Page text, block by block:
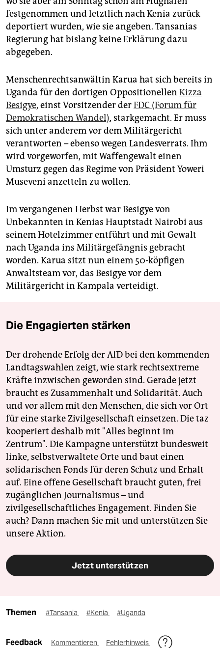
festgenommen und letztlich nach Kenia zurück
deportiert wurden, wie sie angeben. Tansanias
Regierung hat bislang keine Erklärung dazu
abgegeben.
Menschenrechtsanwältin Karua hat sich bereits in
Uganda für den dortigen Oppositionellen Kizza
Besigye, einst Vorsitzender derFDC (Forum für
Demokratischen Wandel), starkgemacht. Er muss
sich unter anderem vor dem Militärgericht
verantworten – ebenso wegen Landesverrats. Ihm
wird vorgeworfen, mit Waffengewalt einen
Umsturz gegen das Regime von Präsident Yoweri
Museveni anzetteln zu wollen.
Im vergangenen Herbst war Besigye von
Unbekannten in Kenias Hauptstadt Nairobi aus
seinem Hotelzimmer entführt und mit Gewalt
nach Uganda ins Militärgefängnis gebracht
worden. Karua sitzt nun einem 50-köpfigen
Anwalts­team vor, das Besigye vor dem
Militärgericht in Kampala verteidigt.
Die Engagierten stärken
Der drohende Erfolg der AfD bei den kommenden
Landtagswahlen zeigt, wie stark rechtsextreme
Kräfte inzwischen geworden sind. Gerade jetzt
braucht es Zusammenhalt und Solidarität. Auch
und vor allem mit den Menschen, die sich vor Ort
für eine starke Zivilgesellschaft einsetzen. Die taz
kooperiert deshalb mit "Alles beginnt im
Zentrum". Die Kampagne unterstützt bundesweit
linke, selbstverwaltete Orte und baut einen
solidarischen Fonds für deren Schutz und Erhalt
auf. Eine offene Gesellschaft braucht guten, frei
zugänglichen Journalismus – und
zivilgesellschaftliches Engagement. Finden Sie
auch? Dann machen Sie mit und unterstützen Sie
unsere Aktion.
Jetzt unterstützen
Themen #Tansania #Kenia #Uganda
Feedback Kommentieren Fehlerhinweis